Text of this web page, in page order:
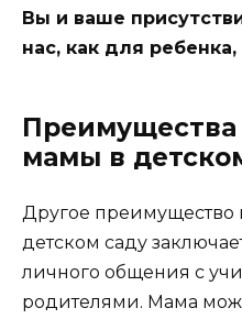
Вы и ваше
нас, как для
Преимущества
мамы в
Другое преимущество
детском саду
личного общения с
родителями. Мама